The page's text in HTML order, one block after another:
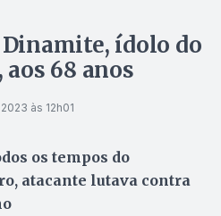
ídolo do
aos 68 anos
às 12h01
os tempos do
atacante lutava contra